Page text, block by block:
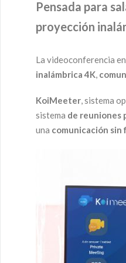
Pensada para
proyección
La videoconferencia
inalámbrica 4K,
KoiMeeter, sistema
sistema de reuniones
una comunicación sin